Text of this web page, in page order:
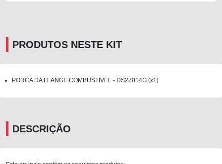
PRODUTOS NESTE KIT
PORCA DA FLANGE COMBUSTIVEL - DS27014G (x1)
DESCRIÇÃO